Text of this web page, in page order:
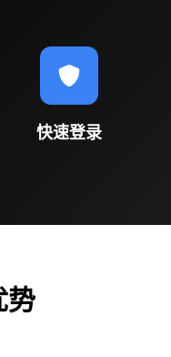
快速登录
势